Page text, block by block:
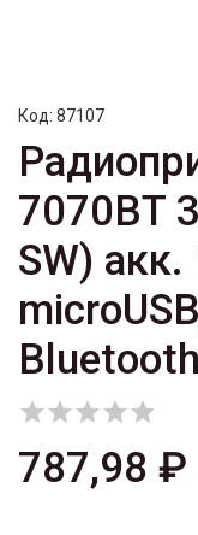
Код: 87107
7070BT
SW)
Bluetooth

787,98 ₽